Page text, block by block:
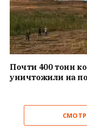
Почти 400 тонн
уничтожили на